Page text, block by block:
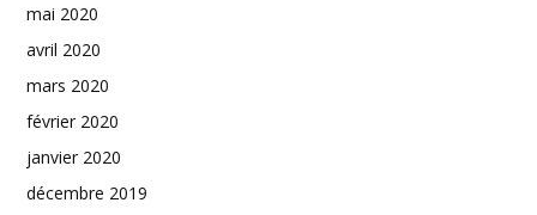
mai 2020
avril 2020
mars 2020
février 2020
janvier 2020
décembre 2019